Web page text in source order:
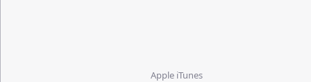
Apple iTunes